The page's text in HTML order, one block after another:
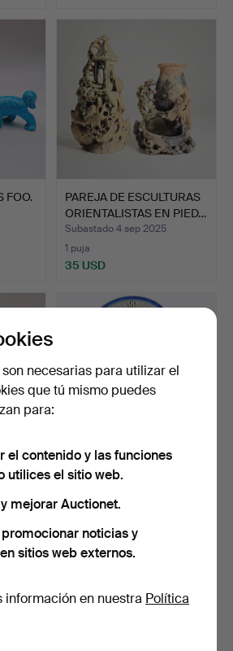
FOO.
PAREJA DE ESCULTURAS
ORIENTALISTAS EN PIED…
Subastado 4 sep 2025
1 puja
35 USD
FOO.
PLATO DE PORCELANA
PAISAJE…
Subastado 21 ago 2025
35 USD
necesarias para utilizar el
que tú mismo puedes
para:
el contenido y las funciones
utilices el sitio web.
mejorar Auctionet.
noticias y
sitios web externos.
información en nuestra Política